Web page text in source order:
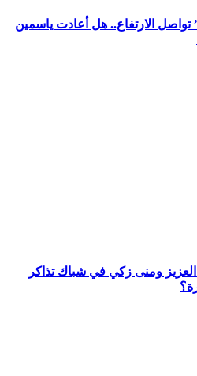
الارتفاع.. هل أعادت ياسمين
ومنى زكي في شباك تذاكر